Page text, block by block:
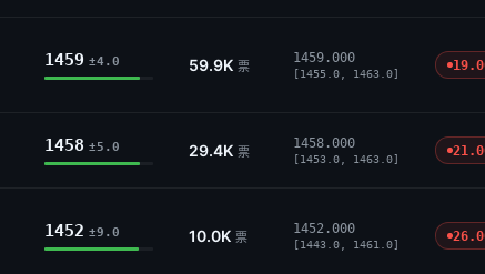
1459 ±4.0 59.9K 票
1459.000
[1455.0, 1463.0]
1458 ±5.0 29.4K 票
1458.000
[1453.0, 1463.0]
1452 ±9.0 10.0K 票
1452.000
[1443.0, 1461.0]